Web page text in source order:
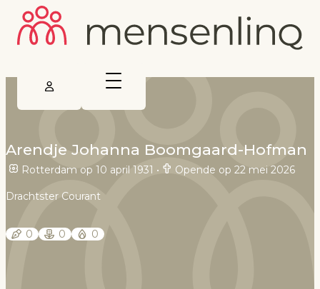
Arendje Johanna Boomgaard-Hofman
Rotterdam op 10 april 1931 • Opende op 22 mei 2026
Drachtster Courant
0 0 0